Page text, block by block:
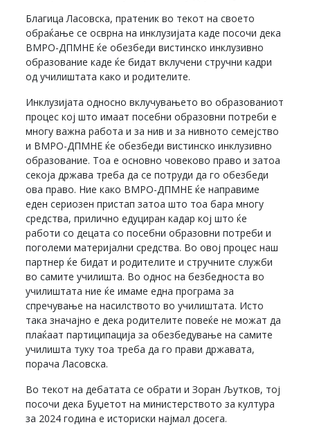
Благица Ласовска, пратеник во текот на своето
обраќање се осврна на инклузијата каде посочи дека
ВМРО-ДПМНЕ ќе обезбеди вистинско инклузивно
образование каде ќе бидат вклучени стручни кадри
од училиштата како и родителите.
Инклузијата односно вклучувањето во образованиот
процес кој што имаат посебни образовни потреби е
многу важна работа и за нив и за нивното семејство
и ВМРО-ДПМНЕ ќе обезбеди вистинско инклузивно
образование. Тоа е основно човеково право и затоа
секоја држава треба да се потруди да го обезбеди
ова право. Ние како ВМРО-ДПМНЕ ќе направиме
еден сериозен пристап затоа што тоа бара многу
средства, прилично едуциран кадар кој што ќе
работи со децата со посебни образовни потреби и
поголеми материјални средства. Во овој процес наш
партнер ќе бидат и родителите и стручните служби
во самите училишта. Во однос на безбедноста во
училиштата ние ќе имаме една програма за
спречување на насилството во училиштата. Исто
така значајно е дека родителите повеќе не можат да
плаќаат партиципација за обезбедување на самите
училишта туку тоа треба да го прави државата,
порача Ласовска.
Во текот на дебатата се обрати и Зоран Љутков, тој
посочи дека Буџетот на министерството за култура
за 2024 година е историски најмал досега.